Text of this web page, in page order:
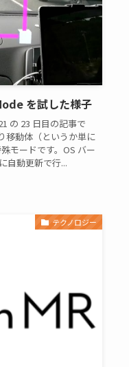
を試した様子
の 23 日目の記事で
移動体（というか単に
モードです。OS バー
自動更新で行...
テクノロジー